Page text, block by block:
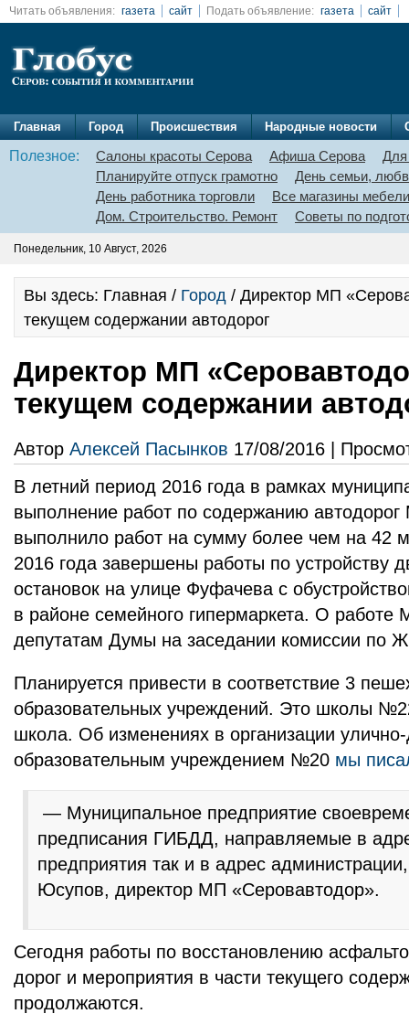
Читать объявления: газета сайт Подать объявление: газета сайт
Главная Город Происшествия Народные новости
Полезное: Салоны красоты Серова Афиша Серова
Для
Планируйте отпуск грамотно
День семьи,
День работника торговли
Все магазины мебели
Дом. Строительство. Ремонт
Советы по
Понедельник, 10 Август, 2026
Вы здесь: Главная / Город / Директор МП
текущем содержании автодорог
Директор МП
текущем содержании
Автор Алексей Пасынков 17/08/2016 |
В летний период 2016 года в рамках
выполнение работ по содержанию
выполнило работ на сумму более чем на 42
2016 года завершены работы по устройству
остановок на улице Фуфачева с
в районе семейного гипермаркета. О
депутатам Думы на заседании комиссии по
Планируется привести в соответствие 3
образовательных учреждений. Это школы
школа. Об изменениях в организации
образовательным учреждением №20 мы
— Муниципальное предприятие
предписания ГИБДД, направляемые в
предприятия так и в адрес
Юсупов, директор МП «Серовавтодор».
Сегодня работы по восстановлению
дорог и мероприятия в части текущего
продолжаются.